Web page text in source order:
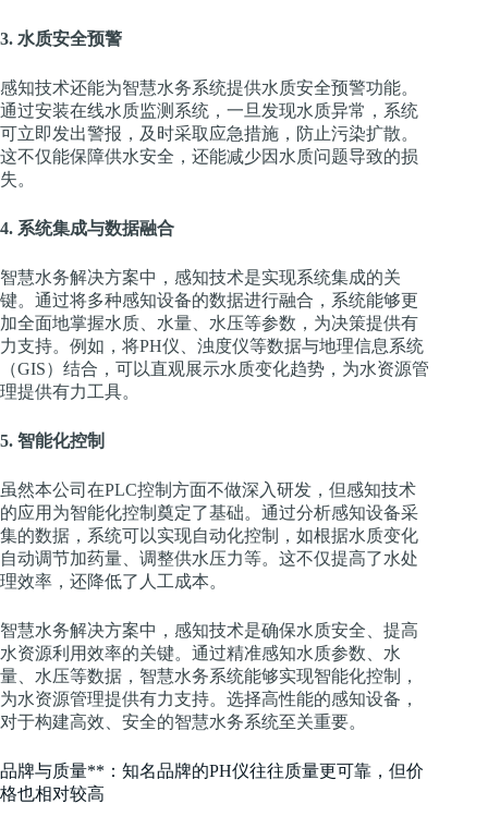
3. 水质安全预警
感知技术还能为智慧水务系统提供水质安全预警功能。
通过安装在线水质监测系统，一旦发现水质异常，系统
可立即发出警报，及时采取应急措施，防止污染扩散。
这不仅能保障供水安全，还能减少因水质问题导致的损
失。
4. 系统集成与数据融合
智慧水务解决方案中，感知技术是实现系统集成的关
键。通过将多种感知设备的数据进行融合，系统能够更
加全面地掌握水质、水量、水压等参数，为决策提供有
力支持。例如，将PH仪、浊度仪等数据与地理信息系统
（GIS）结合，可以直观展示水质变化趋势，为水资源管
理提供有力工具。
5. 智能化控制
虽然本公司在PLC控制方面不做深入研发，但感知技术
的应用为智能化控制奠定了基础。通过分析感知设备采
集的数据，系统可以实现自动化控制，如根据水质变化
自动调节加药量、调整供水压力等。这不仅提高了水处
理效率，还降低了人工成本。
智慧水务解决方案中，感知技术是确保水质安全、提高
水资源利用效率的关键。通过精准感知水质参数、水
量、水压等数据，智慧水务系统能够实现智能化控制，
为水资源管理提供有力支持。选择高性能的感知设备，
对于构建高效、安全的智慧水务系统至关重要。
品牌与质量**：知名品牌的PH仪往往质量更可靠，但价
格也相对较高